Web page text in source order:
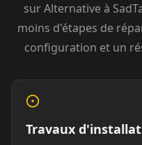
sur Alternative à
moins d'étapes de
configuration et un
Travaux